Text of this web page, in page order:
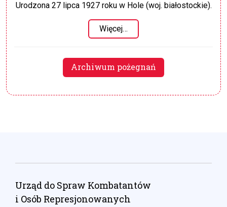
Urodzona 27 lipca 1927 roku w Hole (woj. białostockie).
Więcej…
Archiwum pożegnań
Urząd do Spraw Kombatantów
i Osób Represjonowanych